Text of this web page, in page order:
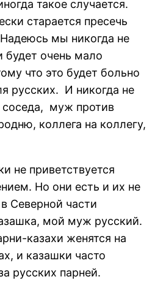
такое случается.
старается пресечь
мы никогда не
будет очень мало
что это будет больно
русских. И никогда не
соседа, муж против
коллега на коллегу,
не приветствуется
Но они есть и их не
Северной части
мой муж русский.
казахи женятся на
и казашки часто
русских парней.